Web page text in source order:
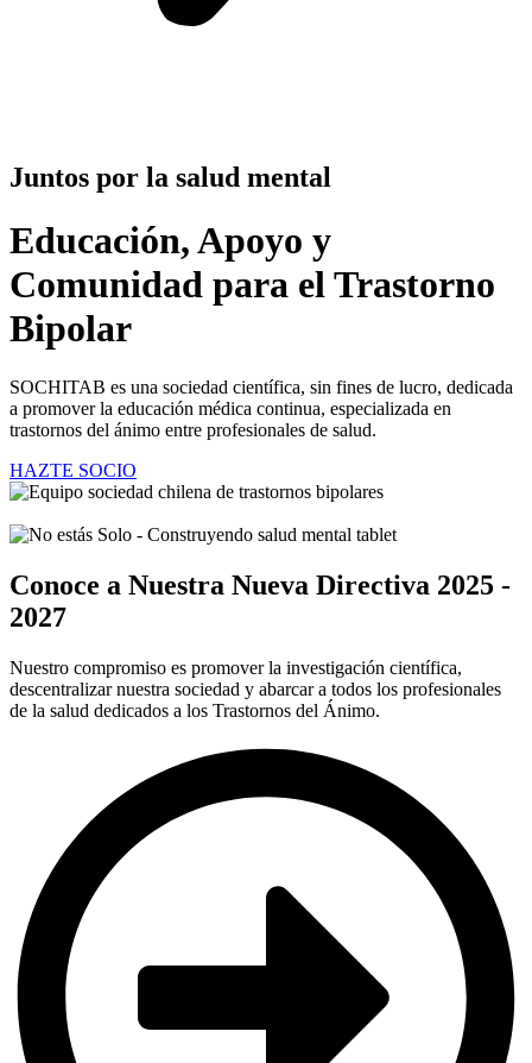
Juntos por la salud mental
Educación, Apoyo y
Comunidad para el Trastorno
Bipolar
SOCHITAB es una sociedad científica, sin fines de lucro, dedicada
a promover la educación médica continua, especializada en
trastornos del ánimo entre profesionales de salud.
HAZTE SOCIO
Conoce a Nuestra Nueva Directiva 2025 -
2027
Nuestro compromiso es promover la investigación científica,
descentralizar nuestra sociedad y abarcar a todos los profesionales
de la salud dedicados a los Trastornos del Ánimo.